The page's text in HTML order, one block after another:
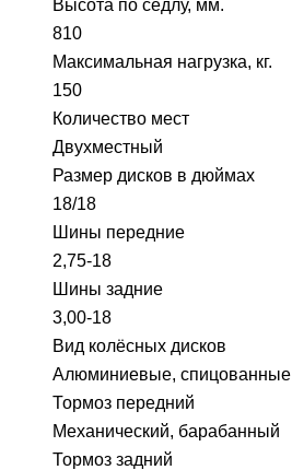
Высота по седлу, мм.
810
Максимальная нагрузка, кг.
150
Количество мест
Двухместный
Размер дисков в дюймах
18/18
Шины передние
2,75-18
Шины задние
3,00-18
Вид колёсных дисков
Алюминиевые, спицованные
Тормоз передний
Механический, барабанный
Тормоз задний